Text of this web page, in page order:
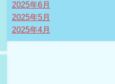
2025年6月
2025年5月
2025年4月